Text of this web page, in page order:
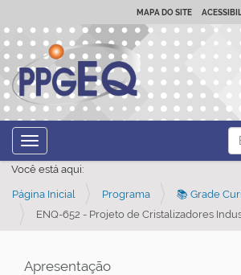
MAPA DO SITE
Toggle navigation
Você está aqui:
Página Inicial Programa
📚 Grade
ENQ-652 - Projeto de Cristalizadores
Apresentação